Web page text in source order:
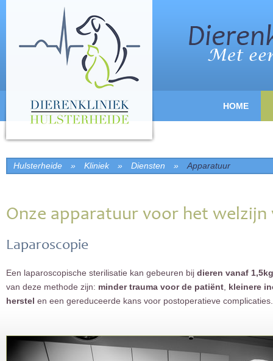
HOME
Hulsterheide » Kliniek » Diensten » Apparatuur
Onze apparatuur voor het welzijn
Laparoscopie
Een laparoscopische sterilisatie kan gebeuren bij dieren vanaf
van deze methode zijn: minder trauma voor de patiënt kleinere
herstel en een gereduceerde kans voor postoperatieve complicaties.